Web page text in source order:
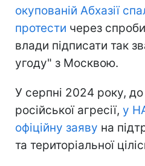
окупованій Абхазії
протести через
влади підписати так
угоду" з Москвою.
У серпні 2024 року, до
російської агресії, у
офіційну заяву на
та територіальної